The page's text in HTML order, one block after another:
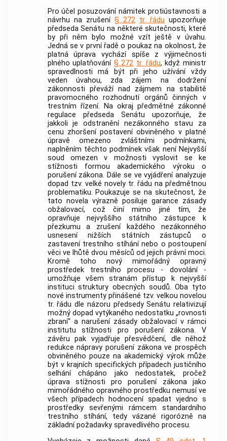
Pro účel posuzování námitek protiústavnosti a
návrhu na zrušení § 272 tr. řádu upozorňuje
předseda Senátu na některé skutečnosti, které
by při něm bylo možné vzít ještě v úvahu.
Jedná se v první řadě o poukaz na okolnost, že
platná úprava vychází spíše z výjimečnosti
plného uplatňování § 272 tr. řádu, když ministr
spravedlnosti má být při jeho užívání vždy
veden úvahou, zda zájem na dodržení
zákonnosti převáží nad zájmem na stabilitě
pravomocného rozhodnutí orgánů činných v
trestním řízení. Na okraj předmětné zákonné
regulace předseda Senátu upozorňuje, že
jakkoli je odstranění nezákonného stavu za
cenu zhoršení postavení obviněného v platné
úpravě omezeno zvláštními podmínkami,
naplněním těchto podmínek však není Nejvyšší
soud omezen v možnosti vyslovit se ke
stížnosti formou akademického výroku o
porušení zákona. Dále se ve vyjádření analyzuje
dopad tzv. velké novely tr. řádu na předmětnou
problematiku. Poukazuje se na skutečnost, že
tato novela výrazně posiluje garance zásady
obžalovací, což činí mimo jiné tím, že
opravňuje nejvyššího státního zástupce k
přezkumu a zrušení každého nezákonného
usnesení nižších státních zástupců o
zastavení trestního stíhání nebo o postoupení
věci ve lhůtě dvou měsíců od jejich právní moci.
Kromě toho nový mimořádný opravný
prostředek trestního procesu - dovolání -
umožňuje všem stranám přístup k nejvyšší
instituci struktury obecných soudů. Oba tyto
nové instrumenty přinášené tzv. velkou novelou
tr. řádu dle názoru předsedy Senátu relativizují
možný dopad vytýkaného nedostatku „rovnosti
zbraní“ a narušení zásady obžalovací v rámci
institutu stížnosti pro porušení zákona. V
závěru pak vyjadřuje přesvědčení, dle něhož
redukce nápravy porušení zákona ve prospěch
obviněného pouze na akademický výrok může
být v krajních specifických případech justičního
selhání chápáno jako nedostatek, pročež
úprava stížnosti pro porušení zákona jako
mimořádného opravného prostředku nemusí ve
všech případech hodnocení spadat vjedno s
prostředky sevřenými rámcem standardního
trestního stíhání, tedy vázané rigorózně na
základní požadavky spravedlivého procesu.